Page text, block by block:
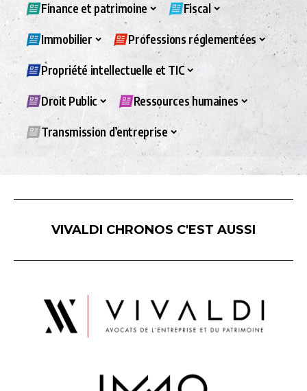
Finance et patrimoine Fiscal
Immobilier Professions réglementées
Propriété intellectuelle et TIC
Droit Public Ressources humaines
Transmission d’entreprise
VIVALDI CHRONOS C'EST AUSSI